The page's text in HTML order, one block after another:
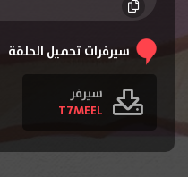
سيرفرات تحميل الحلقة
سيرفر
T7MEEL